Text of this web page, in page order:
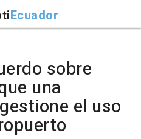
Ecuador
sobre
una
el uso